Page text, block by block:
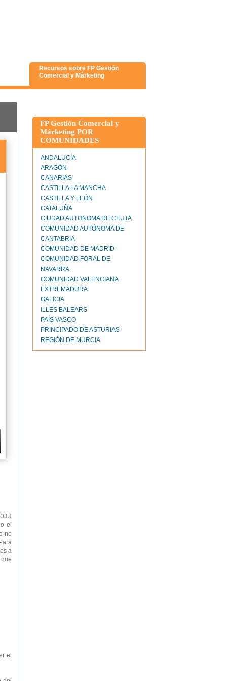
Recursos sobre FP Gestión
Comercial y Márketing
el
no
a
el
FP Gestión Comercial y
Márketing POR
COMUNIDADES
ANDALUCÍA
ARAGÓN
CANARIAS
CASTILLA LA MANCHA
CASTILLA Y LEÓN
CATALUÑA
CIUDAD AUTONOMA DE CEUTA
COMUNIDAD AUTÓNOMA DE
CANTABRIA
COMUNIDAD DE MADRID
COMUNIDAD FORAL DE
NAVARRA
COMUNIDAD VALENCIANA
EXTREMADURA
GALICIA
ILLES BALEARS
PAÍS VASCO
PRINCIPADO DE ASTURIAS
REGIÓN DE MURCIA